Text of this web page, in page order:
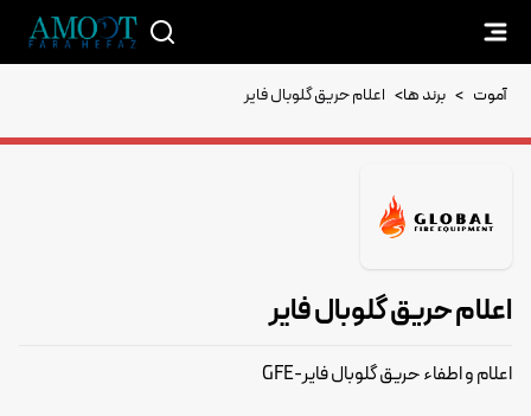
آموت > برند ها> اعلام حریق گلوبال فایر
اعلام حریق گلوبال فایر
اعلام و اطفاء حریق گلوبال فایر-GFE